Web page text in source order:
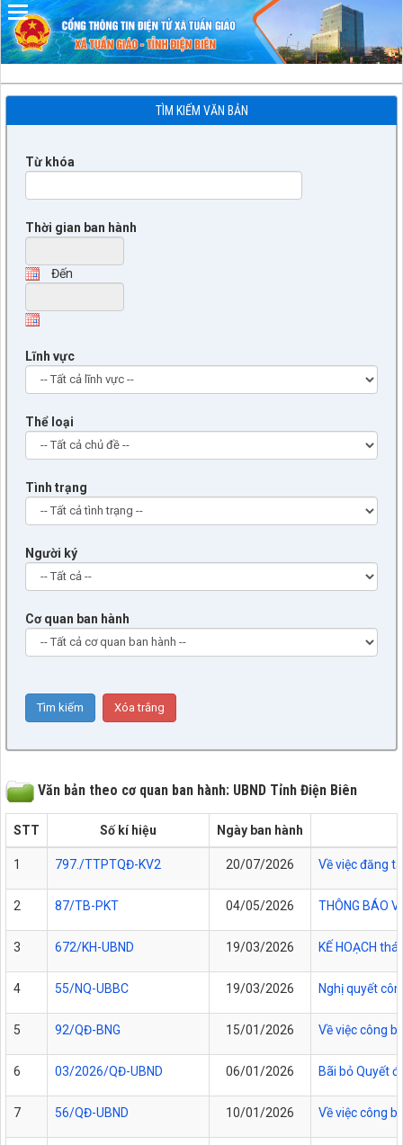
TÌM KIẾM VĂN BẢN
Từ khóa
Thời gian ban hành
Đến
Lĩnh vực
Thể loại
Tình trạng
Người ký
Cơ quan ban hành
Văn bản theo cơ quan ban hành: UBND Tỉnh Điện Biên
STT Số kí hiệu Ngày ban hành
1 797./TTPTQĐ-KV2 20/07/2026 Về việc đăng
2 87/TB-PKT 04/05/2026 THÔNG BÁO
3 672/KH-UBND 19/03/2026 KẾ HOẠCH
4 55/NQ-UBBC 19/03/2026 Nghị quyết
5 92/QĐ-BNG 15/01/2026 Về việc công
6 03/2026/QĐ-UBND 06/01/2026 Bãi bỏ Quyết
7 56/QĐ-UBND 10/01/2026 Về việc công
Đã kết nối EMC